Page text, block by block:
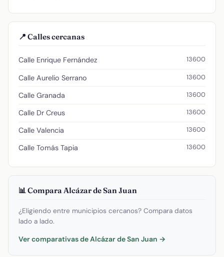
📍 Calles cercanas
Calle Enrique Fernández 13600
Calle Aurelio Serrano 13600
Calle Granada 13600
Calle Dr Creus 13600
Calle Valencia 13600
Calle Tomás Tapia 13600
📊 Compara Alcázar de San Juan
¿Eligiendo entre municipios cercanos? Compara datos
lado a lado.
Ver comparativas de Alcázar de San Juan →